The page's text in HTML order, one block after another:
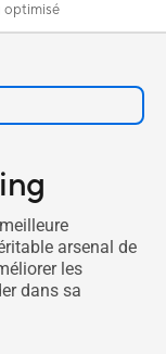
optimisé
arsenal de
les
dans sa